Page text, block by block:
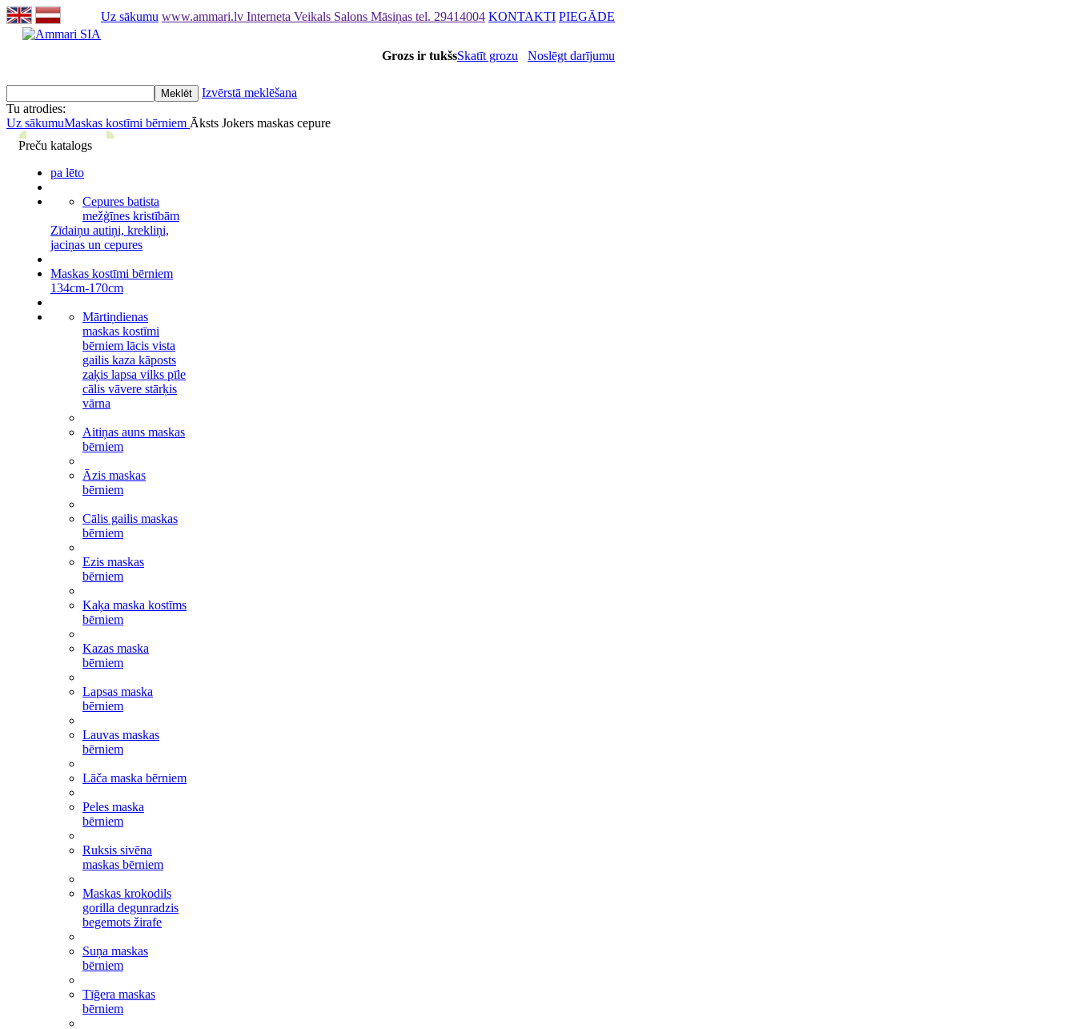
Uz sākumu www.ammari.lv Interneta Veikals Salons Māsiņas tel. 29414004 KONTAKTI PIEGĀDE
Grozs ir tukšsSkatīt grozu Noslēgt darījumu
Izvērstā meklēšana
Tu atrodies:
Uz sākumuMaskas kostīmi bērniem Āksts Jokers maskas cepure
Preču katalogs
pa lēto
Cepures batista
mežģīnes kristībām
Zīdaiņu autiņi, krekliņi,
jaciņas un cepures
Maskas kostīmi bērniem
134cm-170cm
Mārtiņdienas
maskas kostīmi
bērniem lācis vista
gailis kaza kāposts
zaķis lapsa vilks pīle
cālis vāvere stārķis
vārna
Aitiņas auns maskas
bērniem
Āzis maskas
bērniem
Cālis gailis maskas
bērniem
Ezis maskas
bērniem
Kaķa maska kostīms
bērniem
Kazas maska
bērniem
Lapsas maska
bērniem
Lauvas maskas
bērniem
Lāča maska bērniem
Peles maska
bērniem
Ruksis sivēna
maskas bērniem
Maskas krokodils
gorilla degunradzis
begemots žirafe
Suņa maskas
bērniem
Tīğera maskas
bērniem